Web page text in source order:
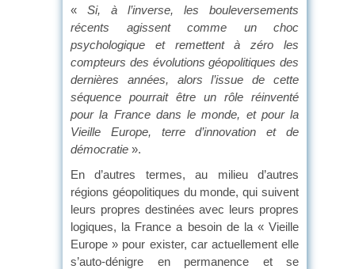
« Si, à l’inverse, les bouleversements
récents agissent comme un choc
psychologique et remettent à zéro les
compteurs des évolutions géopolitiques des
dernières années, alors l’issue de cette
séquence pourrait être un rôle réinventé
pour la France dans le monde, et pour la
Vieille Europe, terre d’innovation et de
démocratie ».
En d’autres termes, au milieu d’autres
régions géopolitiques du monde, qui suivent
leurs propres destinées avec leurs propres
logiques, la France a besoin de la « Vieille
Europe » pour exister, car actuellement elle
s’auto-dénigre en permanence et se